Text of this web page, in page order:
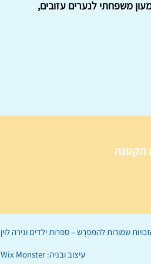
משפחתי לנערים עזובים,
הקטנה
הַמִּפְרָשׂ – ספרות ילדים ונירה לוין
עיצוב ובניה: Wix Monster